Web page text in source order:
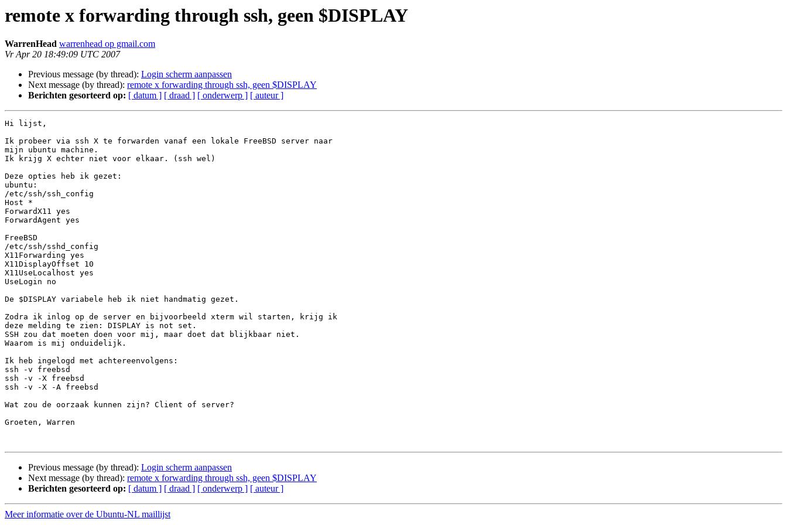
remote x forwarding through ssh, geen $DISPLAY
WarrenHead warrenhead op gmail.com
Vr Apr 20 18:49:09 UTC 2007
Previous message (by thread): Login scherm aanpassen
Next message (by thread): remote x forwarding through ssh, geen $DISPLAY
Berichten gesorteerd op: [ datum ] [ draad ] [ onderwerp ] [ auteur ]
Hi lijst,
Ik probeer via ssh X te forwarden vanaf een lokale FreeBSD server naar
mijn ubuntu machine.
Ik krijg X echter niet voor elkaar. (ssh wel)
Deze opties heb ik gezet:
ubuntu:
/etc/ssh/ssh_config
Host *
ForwardX11 yes
ForwardAgent yes
FreeBSD
/etc/ssh/sshd_config
X11Forwarding yes
X11DisplayOffset 10
X11UseLocalhost yes
UseLogin no
De $DISPLAY variabele heb ik niet handmatig gezet.
Zodra ik inlog op de server en bijvoorbeeld xterm wil starten, krijg ik
deze melding te zien: DISPLAY is not set.
SSH zou dat moeten doen voor mij, maar doet dat blijkbaar niet.
Waarom is mij onduidelijk.
Ik heb ingelogd met achtereenvolgens:
ssh -v freebsd
ssh -v -X freebsd
ssh -v -X -A freebsd
Wat zou de oorzaak kunnen zijn? Client of server?
Groeten, Warren
Previous message (by thread): Login scherm aanpassen
Next message (by thread): remote x forwarding through ssh, geen $DISPLAY
Berichten gesorteerd op: [ datum ] [ draad ] [ onderwerp ] [ auteur ]
Meer informatie over de Ubuntu-NL maillijst